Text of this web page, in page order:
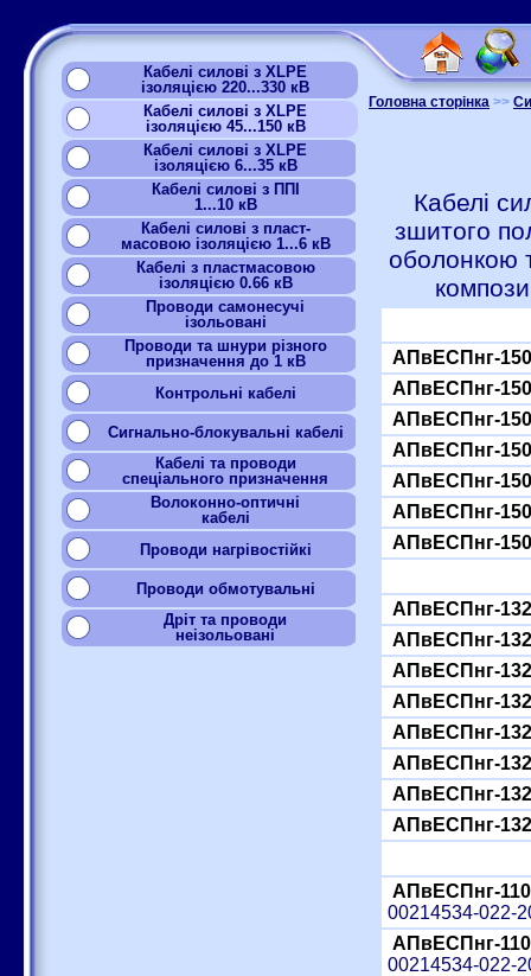
Кабелі силові з XLPE
ізоляцією 220...330 кВ
Кабелі силові з XLPE
ізоляцією 45...150 кВ
Кабелі силові з XLPE
ізоляцією 6...35 кВ
Кабелі силові з ППІ
1...10 кВ
Кабелі силові з пласт-
масовою ізоляцією 1...6 кВ
Кабелі з пластмасовою
ізоляцією 0.66 кВ
Проводи самонесучі
ізольовані
Проводи та шнури різного
призначення до 1 кВ
Контрольні кабелі
Сигнально-блокувальні кабелі
Кабелі та проводи
спеціального призначення
Волоконно-оптичні
кабелі
Проводи нагрівостійкі
Проводи обмотувальні
Дріт та проводи
неізольовані
Головна сторінка >>
Кабелі
зшитого
оболонкою
АПвЕСПнг-
АПвЕСПнг-
АПвЕСПнг-
АПвЕСПнг-
АПвЕСПнг-
АПвЕСПнг-
АПвЕСПнг-
АПвЕСПнг-
АПвЕСПнг-
АПвЕСПнг-
АПвЕСПнг-
АПвЕСПнг-
АПвЕСПнг-
АПвЕСПнг-
АПвЕСПнг-
АПвЕСПнг-110
00214534-022-
АПвЕСПнг-110
00214534-022-